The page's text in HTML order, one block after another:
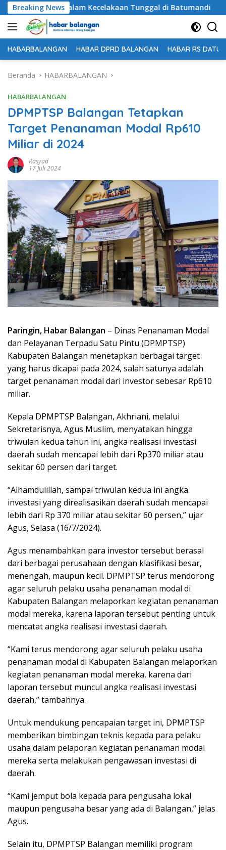
Langsung
ke
konten
Breaking News
Dunia dalam Kecelakaan Tunggal di Batumandi
HABARBALANGAN HABAR DPRD BALANGAN HABAR RS DATU
Beranda HABARBALANGAN
HABARBALANGAN
DPMPTSP Balangan Tetapkan
Target Penanaman Modal Rp610
Miliar di 2024
Rasyad
17 Juli 2024
Paringin, Habar Balangan – Dinas Penanaman Modal
dan Pelayanan Terpadu Satu Pintu (DPMPTSP)
Kabupaten Balangan menetapkan berbagai target
yang harus dicapai pada 2024, salah satunya adalah
target penanaman modal dari investor sebesar Rp610
miliar.
Kepala DPMPTSP Balangan, Akhriani, melalui
Sekretarisnya, Agus Muslim, menyatakan hingga
triwulan kedua tahun ini, angka realisasi investasi
daerah sudah mencapai lebih dari Rp370 miliar atau
sekitar 60 persen dari target.
“Alhamdulillah, sampai triwulan kedua ini angka
investasi yang direalisasikan daerah sudah mencapai
lebih dari Rp 370 miliar atau sekitar 60 persen,” ujar
Agus, Selasa (16/7/2024).
Agus menambahkan para investor tersebut berasal
dari berbagai perusahaan dengan klasifikasi besar,
menengah, maupun kecil. DPMPTSP terus mendorong
agar seluruh pelaku usaha penanaman modal di
Kabupaten Balangan melaporkan kegiatan penanaman
modal mereka, karena laporan tersebut penting untuk
mencatat angka realisasi investasi daerah.
“Kami terus mendorong agar seluruh pelaku usaha
penanaman modal di Kabupaten Balangan melaporkan
kegiatan penanaman modal mereka, karena dari
laporan tersebut muncul angka realisasi investasi
daerah,” tambahnya.
Untuk mendukung pencapaian target ini, DPMPTSP
memberikan bimbingan teknis kepada para pelaku
usaha dalam pelaporan kegiatan penanaman modal
mereka serta melakukan pengawasan investasi di
daerah.
“Kami jemput bola kepada para pengusaha lokal
maupun pengusaha besar yang ada di Balangan,” jelas
Agus.
Selain itu, DPMPTSP Balangan memiliki program